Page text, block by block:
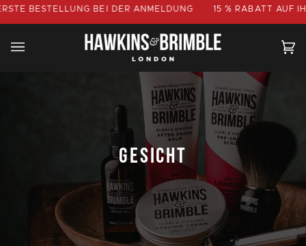
Direkt
BEI DER ANMELDUNG 15 % RABATT AUF IHRE
GESICHT